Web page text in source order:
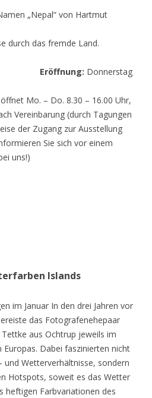
„Nepal“ von Hartmut
durch das fremde Land.
Eröffnung: Donnerstag
Mo. – Do. 8.30 – 16.00 Uhr,
Vereinbarung (durch Tagungen
der Zugang zur Ausstellung
Sie sich vor einem
uns!)
Islands
im Januar In den drei Jahren vor
das Fotografenehepaar
aus Ochtrup jeweils im
Europas. Dabei faszinierten nicht
und Wetterverhältnisse, sondern
Hotspots, soweit es das Wetter
heftigen Farbvariationen des